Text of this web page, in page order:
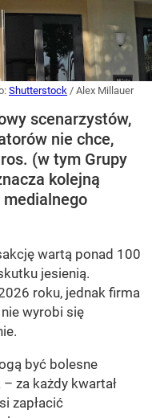
Shutterstock / Alex Millauer
scenarzystów,
nie chce,
(w tym Grupy
kolejną
wartą ponad 100
jesienią.
roku, jednak firma
wyrobi się
być bolesne
za każdy kwartał
zapłacić